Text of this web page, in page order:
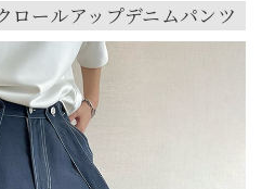
ールアップデニムパンツ